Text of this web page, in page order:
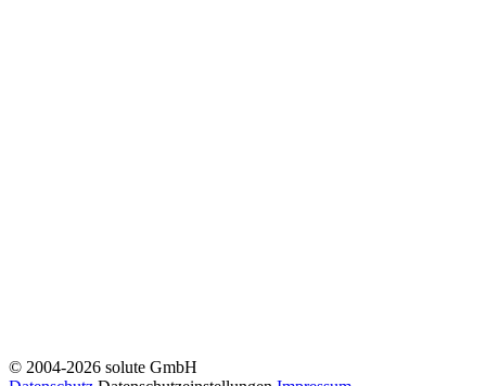
© 2004-2026 solute GmbH